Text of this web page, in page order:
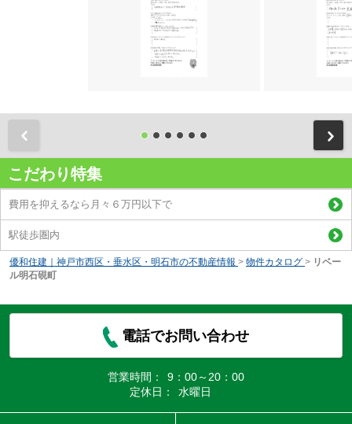
こだわり特集
費用を抑えるなら月々６万円以下で
駅徒歩圏内
優和住建｜神戸市西区・垂水区・明石市の不動産情報 > 物件カタログ > リベー
ル明石硯町
電話でお問い合わせ
営業時間：
9：00～20：00
定休日：
水曜日